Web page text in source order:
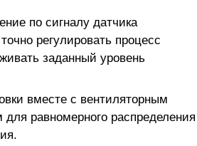
по сигналу датчика
регулировать процесс
заданный уровень
вместе с вентиляторным
для равномерного распределения